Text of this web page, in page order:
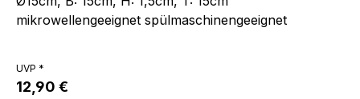
mikrowellengeeignet spülmaschinengeeignet
UVP *
12,90 €